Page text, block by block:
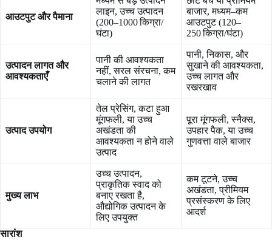
आउटपुट और पैमाना
लाइन, उच्च उत्पादन
(200–1000 किग्रा/
घंटा)
बाजार, मध्यम–कम
आउटपुट (120–
250 किग्रा/घंटा)
उत्पादन लागत और
आवश्यकताएँ
पानी की आवश्यकता
नहीं, सरल संरचना, कम
चलाने की लागत
पानी, निकास, और
सुखाने की आवश्यकता,
उच्च लागत और
रखरखाव
उत्पाद उपयोग
तेल प्रेसिंग, कटा हुआ
मूंगफली, या उच्च
अखंडता की
आवश्यकता न होने वाले
उत्पाद
पूरा मूंगफली, स्नैक्स,
उपहार पैक, या उच्च
गुणवत्ता वाले बाजार
मुख्य लाभ
उच्च उत्पादन,
प्राकृतिक स्वाद को
बनाए रखता है,
औद्योगिक उत्पादन के
लिए उपयुक्त
कम टूटने, उच्च
अखंडता, प्रीमियम
प्रसंस्करण के लिए
आदर्श
सारांश